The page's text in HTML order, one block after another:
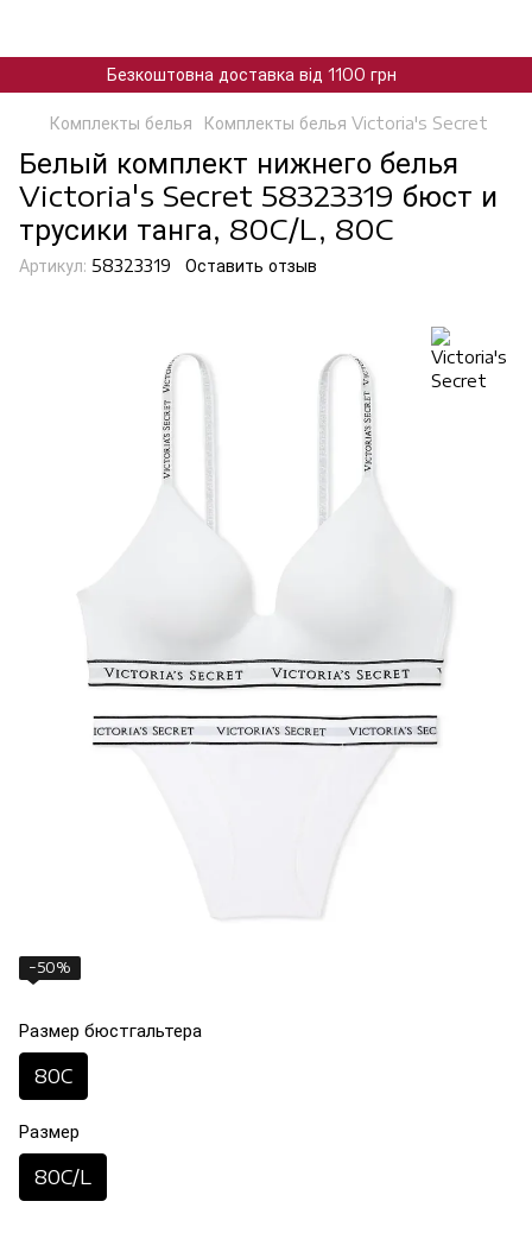
Безкоштовна доставка від 1100 грн
Комплекты белья Комплекты белья Victoria's Secret
Белый комплект нижнего белья
Victoria's Secret 58323319 бюст и
трусики танга, 80C/L, 80C
Артикул: 58323319 Оставить отзыв
−50%
Размер бюстгальтера
80C
Размер
80C/L